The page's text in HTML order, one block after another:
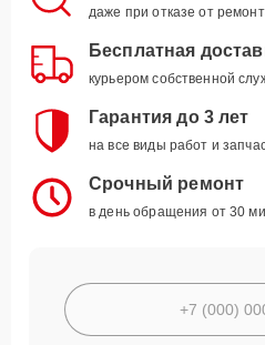
даже при отказе от
Бесплатная
курьером собственной
Гарантия до 3 лет
на все виды работ и
Срочный ремонт
в день обращения от 30